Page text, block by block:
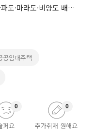
'드론' 실증도시 선정된 제주도...가파도·마라도·비양도 배송시대
공임대주택
퍼요
0
추가취재 원해요
0